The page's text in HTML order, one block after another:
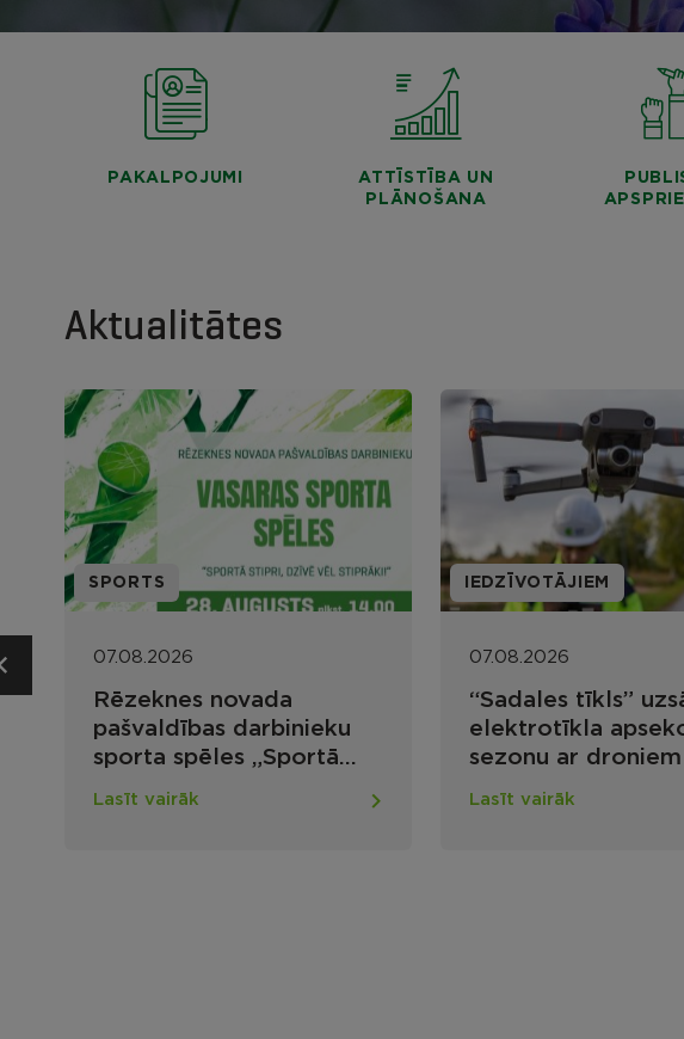
PAKALPOJUMI
ATTĪSTĪBA UN
PLĀNOŠANA
Aktualitātes
IEDZĪVOTĀJIEM
07.08.2026
“Sadales tīkls” uzsāk
elektrotīkla apsekošanas
sezonu ar droniem
Lasīt vairāk
PROJEKTI
07.08.2026
Aktualitātes
“Atbalsta
cilvēkiem ar
mājokļu un
Lasīt vairāk